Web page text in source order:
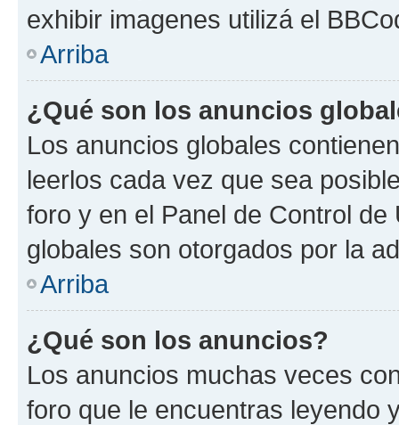
exhibir imagenes utilizá el
Arriba
¿Qué son los anuncios
Los anuncios globales
leerlos cada vez que sea
foro y en el Panel de Control
globales son otorgados por la
Arriba
¿Qué son los anuncios?
Los anuncios muchas veces
foro que le encuentras leyendo